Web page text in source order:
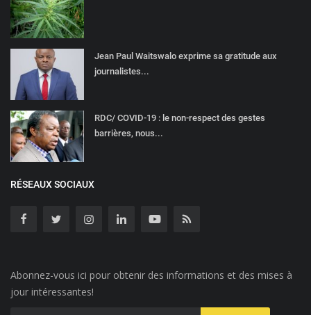
Jean Paul Waitswalo exprime sa gratitude aux
journalistes...
RDC/ COVID-19 : le non-respect des gestes
barrières, nous...
RÉSEAUX SOCIAUX
Abonnez-vous ici pour obtenir des informations et des mises à
jour intéressantes!